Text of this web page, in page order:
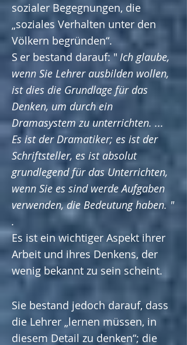
sozialer Begegnungen, die
„soziales Verhalten unter den
Völkern begründen“.
S er bestand darauf: " Ich glaube,
wenn Sie Lehrer ausbilden wollen,
ist dies die Grundlage für das
Denken, um durch ein
Dramasystem zu unterrichten. ...
Es ist der Dramatiker; es ist der
Schriftsteller, es ist absolut
grundlegend für das Unterrichten,
wenn Sie es sind werde Aufgaben
verwenden, die Bedeutung haben. "
.
Es ist ein wichtiger Aspekt ihrer
Arbeit und ihres Denkens, der
wenig bekannt zu sein scheint.
Sie bestand jedoch darauf, dass
die Lehrer „lernen müssen, in
diesem Detail zu denken“; die